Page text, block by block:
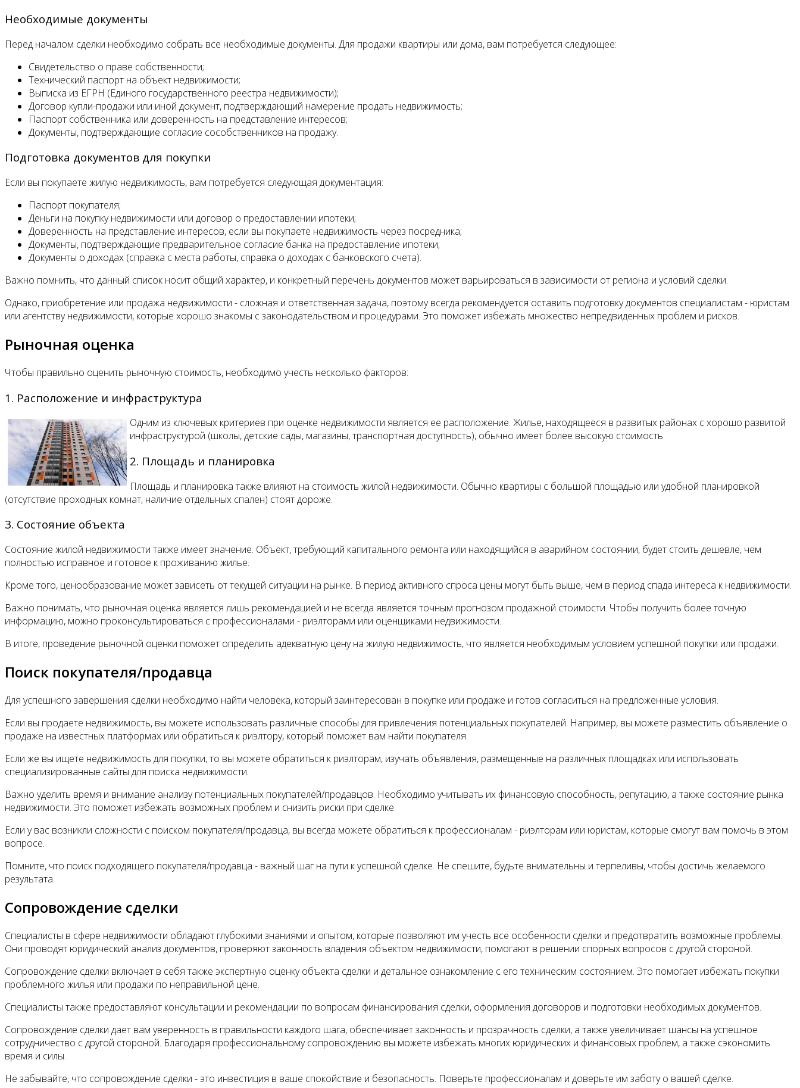
Необходимые документы
Перед началом сделки необходимо собрать все необходимые документы. Для продажи квартиры или дома, вам потребуется следующее:
Свидетельство о праве собственности;
Технический паспорт на объект недвижимости;
Выписка из ЕГРН (Единого государственного реестра недвижимости);
Договор купли-продажи или иной документ, подтверждающий намерение продать недвижимость;
Паспорт собственника или доверенность на представление интересов;
Документы, подтверждающие согласие сособственников на продажу.
Подготовка документов для покупки
Если вы покупаете жилую недвижимость, вам потребуется следующая документация:
Паспорт покупателя;
Деньги на покупку недвижимости или договор о предоставлении ипотеки;
Доверенность на представление интересов, если вы покупаете недвижимость через посредника;
Документы, подтверждающие предварительное согласие банка на предоставление ипотеки;
Документы о доходах (справка с места работы, справка о доходах с банковского счета).
Важно помнить, что данный список носит общий характер, и конкретный перечень документов может варьироваться в зависимости от региона и условий сделки.
Однако, приобретение или продажа недвижимости - сложная и ответственная задача, поэтому всегда рекомендуется оставить подготовку документов специалистам - юристам
или агентству недвижимости, которые хорошо знакомы с законодательством и процедурами. Это поможет избежать множество непредвиденных проблем и рисков.
Рыночная оценка
Чтобы правильно оценить рыночную стоимость, необходимо учесть несколько факторов:
1. Расположение и инфраструктура
Одним из ключевых критериев при оценке недвижимости является ее расположение. Жилье, находящееся в развитых районах с хорошо развитой
инфраструктурой (школы, детские сады, магазины, транспортная доступность), обычно имеет более высокую стоимость.
2. Площадь и планировка
Площадь и планировка также влияют на стоимость жилой недвижимости. Обычно квартиры с большой площадью или удобной планировкой
(отсутствие проходных комнат, наличие отдельных спален) стоят дороже.
3. Состояние объекта
Состояние жилой недвижимости также имеет значение. Объект, требующий капитального ремонта или находящийся в аварийном состоянии, будет стоить дешевле, чем
полностью исправное и готовое к проживанию жилье.
Кроме того, ценообразование может зависеть от текущей ситуации на рынке. В период активного спроса цены могут быть выше, чем в период спада интереса к недвижимости.
Важно понимать, что рыночная оценка является лишь рекомендацией и не всегда является точным прогнозом продажной стоимости. Чтобы получить более точную
информацию, можно проконсультироваться с профессионалами - риэлторами или оценщиками недвижимости.
В итоге, проведение рыночной оценки поможет определить адекватную цену на жилую недвижимость, что является необходимым условием успешной покупки или продажи.
Поиск покупателя/продавца
Для успешного завершения сделки необходимо найти человека, который заинтересован в покупке или продаже и готов согласиться на предложенные условия.
Если вы продаете недвижимость, вы можете использовать различные способы для привлечения потенциальных покупателей. Например, вы можете разместить объявление о
продаже на известных платформах или обратиться к риэлтору, который поможет вам найти покупателя.
Если же вы ищете недвижимость для покупки, то вы можете обратиться к риэлторам, изучать объявления, размещенные на различных площадках или использовать
специализированные сайты для поиска недвижимости.
Важно уделить время и внимание анализу потенциальных покупателей/продавцов. Необходимо учитывать их финансовую способность, репутацию, а также состояние рынка
недвижимости. Это поможет избежать возможных проблем и снизить риски при сделке.
Если у вас возникли сложности с поиском покупателя/продавца, вы всегда можете обратиться к профессионалам - риэлторам или юристам, которые смогут вам помочь в этом
вопросе.
Помните, что поиск подходящего покупателя/продавца - важный шаг на пути к успешной сделке. Не спешите, будьте внимательны и терпеливы, чтобы достичь желаемого
результата.
Сопровождение сделки
Специалисты в сфере недвижимости обладают глубокими знаниями и опытом, которые позволяют им учесть все особенности сделки и предотвратить возможные проблемы.
Они проводят юридический анализ документов, проверяют законность владения объектом недвижимости, помогают в решении спорных вопросов с другой стороной.
Сопровождение сделки включает в себя также экспертную оценку объекта сделки и детальное ознакомление с его техническим состоянием. Это помогает избежать покупки
проблемного жилья или продажи по неправильной цене.
Специалисты также предоставляют консультации и рекомендации по вопросам финансирования сделки, оформления договоров и подготовки необходимых документов.
Сопровождение сделки дает вам уверенность в правильности каждого шага, обеспечивает законность и прозрачность сделки, а также увеличивает шансы на успешное
сотрудничество с другой стороной. Благодаря профессиональному сопровождению вы можете избежать многих юридических и финансовых проблем, а также сэкономить
время и силы.
Не забывайте, что сопровождение сделки - это инвестиция в ваше спокойствие и безопасность. Поверьте профессионалам и доверьте им заботу о вашей сделке.